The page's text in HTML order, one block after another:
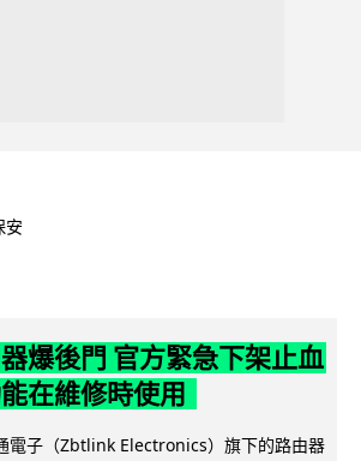
安
爆後門 官方緊急下架止血
在維修時使用
電子（Zbtlink Electronics）旗下的路由器